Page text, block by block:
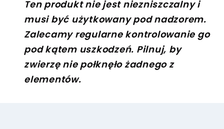
Ten produkt nie jest niezniszczalny i
musi być użytkowany pod nadzorem.
Zalecamy regularne kontrolowanie go
pod kątem uszkodzeń. Pilnuj, by
zwierzę nie połknęło żadnego z
elementów.